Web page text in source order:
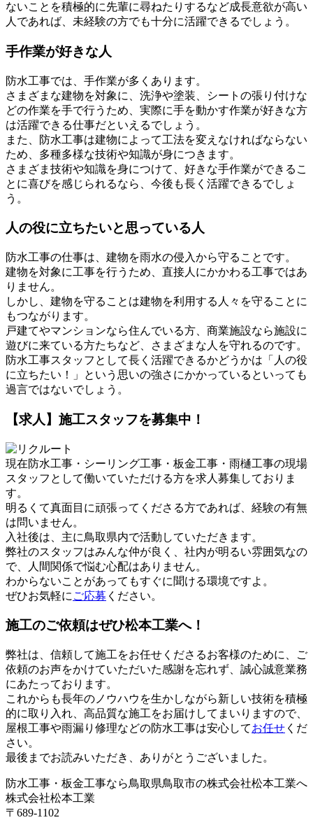
ないことを積極的に先輩に尋ねたりするなど成長意欲が高い
人であれば、未経験の方でも十分に活躍できるでしょう。
手作業が好きな人
防水工事では、手作業が多くあります。
さまざまな建物を対象に、洗浄や塗装、シートの張り付けな
どの作業を手で行うため、実際に手を動かす作業が好きな方
は活躍できる仕事だといえるでしょう。
また、防水工事は建物によって工法を変えなければならない
ため、多種多様な技術や知識が身につきます。
さまざま技術や知識を身につけて、好きな手作業ができるこ
とに喜びを感じられるなら、今後も長く活躍できるでしょ
う。
人の役に立ちたいと思っている人
防水工事の仕事は、建物を雨水の侵入から守ることです。
建物を対象に工事を行うため、直接人にかかわる工事ではあ
りません。
しかし、建物を守ることは建物を利用する人々を守ることに
もつながります。
戸建てやマンションなら住んでいる方、商業施設なら施設に
遊びに来ている方たちなど、さまざまな人を守れるのです。
防水工事スタッフとして長く活躍できるかどうかは「人の役
に立ちたい！」という思いの強さにかかっているといっても
過言ではないでしょう。
【求人】施工スタッフを募集中！
現在防水工事・シーリング工事・板金工事・雨樋工事の現場
スタッフとして働いていただける方を求人募集しておりま
す。
明るくて真面目に頑張ってくださる方であれば、経験の有無
は問いません。
入社後は、主に鳥取県内で活動していただきます。
弊社のスタッフはみんな仲が良く、社内が明るい雰囲気なの
で、人間関係で悩む心配はありません。
わからないことがあってもすぐに聞ける環境ですよ。
ぜひお気軽に ご応募 ください。
施工のご依頼はぜひ松本工業へ！
弊社は、信頼して施工をお任せくださるお客様のために、ご
依頼のお声をかけていただいた感謝を忘れず、誠心誠意業務
にあたっております。
これからも長年のノウハウを生かしながら新しい技術を積極
的に取り入れ、高品質な施工をお届けしてまいりますので、
屋根工事や雨漏り修理などの防水工事は安心してお任せ くだ
さい。
最後までお読みいただき、ありがとうございました。
防水工事・板金工事なら鳥取県鳥取市の株式会社松本工業へ
株式会社松本工業
〒689-1102